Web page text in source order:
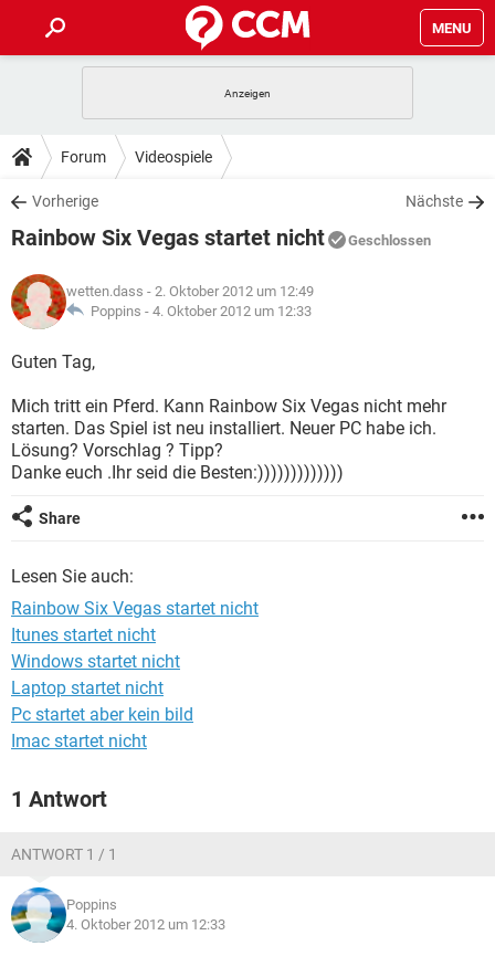
MENU
ANDROID
WINDOWS 10
WHATSAPP TIKTOK
FACEBOOK
TIPPS & TRICKS
SPIELE
WHATSAPP TIKTOK
FACEBOOK
DOWNLOADS
SPIELE STREAMING
ANDROID
WINDOWS 10 INSTAGRAM
WHATSAPP
SPIELE STREAMING
ANDROID
WINDOWS 10
WHATSAPP TIKTOK
FACEBOOK
LEXIKON
SPIELE
WINDOWS 10 INSTAGRAM
WHATSAPP TIKTOK
FACEBOOK
Forum Videospiele
Vorherige Nächste
Rainbow Six Vegas startet nicht Geschlossen
wetten.dass - 2. Oktober 2012 um 12:49
Poppins - 4. Oktober 2012 um 12:33
Guten Tag,
Mich tritt ein Pferd. Kann Rainbow Six Vegas nicht mehr
starten. Das Spiel ist neu installiert. Neuer PC habe ich.
Lösung? Vorschlag ? Tipp?
Danke euch .Ihr seid die Besten:)))))))))))))
Share
Lesen Sie auch:
Rainbow Six Vegas startet nicht
Itunes startet nicht
Windows startet nicht
Laptop startet nicht
Pc startet aber kein bild
Imac startet nicht
1 Antwort
ANTWORT 1 / 1
Poppins
4. Oktober 2012 um 12:33